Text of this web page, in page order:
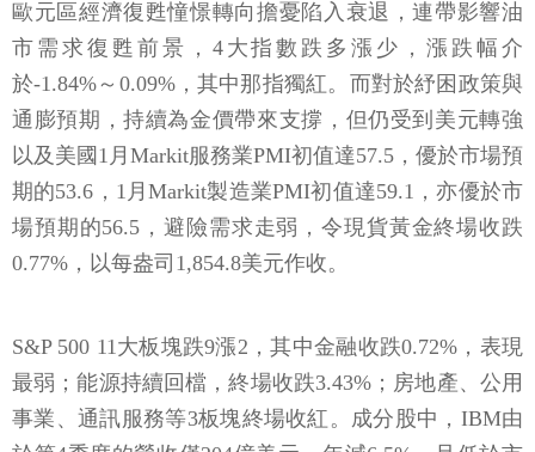
於-1.84%～0.09%，其中那指獨紅。而對於紓困政策與
通膨預期，持續為金價帶來支撐，但仍受到美元轉強
以及美國1月Markit服務業PMI初值達57.5，優於市場預
期的53.6，1月Markit製造業PMI初值達59.1，亦優於市
場預期的56.5，避險需求走弱，令現貨黃金終場收跌
0.77%，以每盎司1,854.8美元作收。
事業、通訊服務等3板塊終場收紅。成分股中，IBM由
於第4季度的營收僅204億美元，年減6.5%，且低於市
場預期的207億美元，而5個營運部門的營收均下降，